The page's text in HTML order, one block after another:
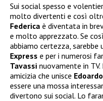
Sui social spesso e
molto divertenti e così
Federica è diventata in
e molto apprezzato. Se
abbiamo certezza, sarebbe
Express e per i numerosi
Tavassi nuovamente in
amicizia che unisce Edoardo
essere una mossa
divertono sui social. Lo